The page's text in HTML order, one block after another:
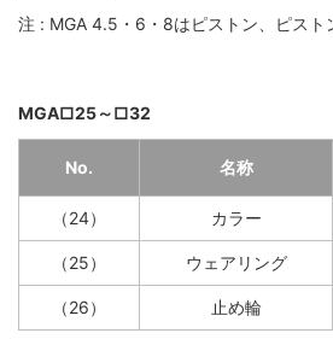
注 : MGA 4.5・6・8はピストン、ピスト
MGA□25～□32
No. 名称
（24） カラー
（25） ウェアリング
（26） 止め輪